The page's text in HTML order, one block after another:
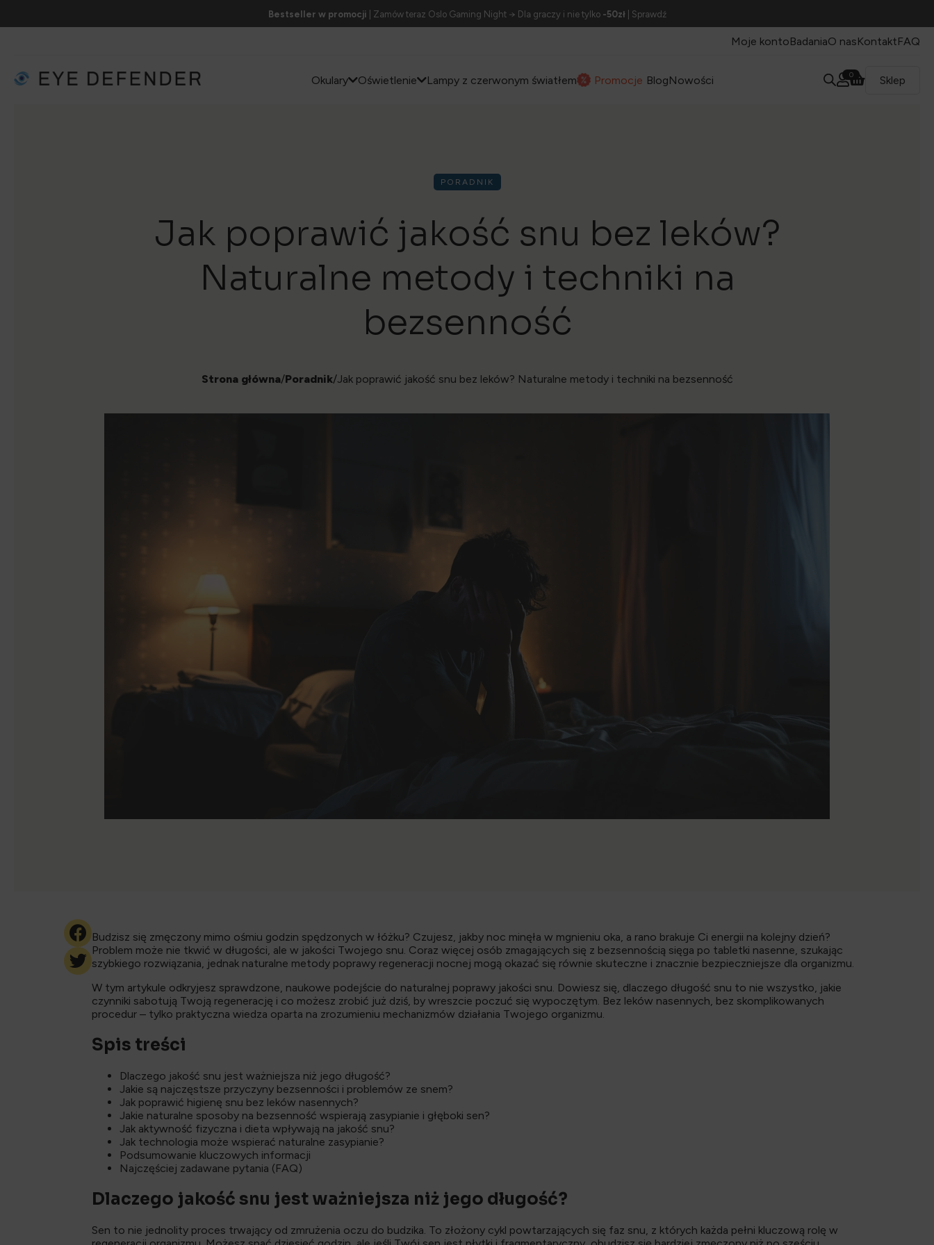
Bestseller w promocji | Zamów teraz Oslo Gaming Night → Dla graczy i nie tylko -50zł| Sprawdź
Moje kontoBadaniaO nasKontaktFAQ
Okulary Oświetlenie Lampy z czerwonym światłem Promocje BlogNowości 0 Sklep
PORADNIK
Jak poprawić jakość snu bez leków?
Naturalne metody i techniki na
bezsenność
Strona główna/Poradnik/Jak poprawić jakość snu bez leków? Naturalne metody i techniki na bezsenność
Budzisz się zmęczony mimo ośmiu godzin spędzonych w łóżku? Czujesz, jakby noc minęła w mgnieniu oka, a rano brakuje Ci energii na kolejny dzień?
Problem może nie tkwić w długości, ale w jakości Twojego snu. Coraz więcej osób zmagających się z bezsennością sięga po tabletki nasenne, szukając
szybkiego rozwiązania, jednak naturalne metody poprawy regeneracji nocnej mogą okazać się równie skuteczne i znacznie bezpieczniejsze dla organizmu.
W tym artykule odkryjesz sprawdzone, naukowe podejście do naturalnej poprawy jakości snu. Dowiesz się, dlaczego długość snu to nie wszystko, jakie
czynniki sabotują Twoją regenerację i co możesz zrobić już dziś, by wreszcie poczuć się wypoczętym. Bez leków nasennych, bez skomplikowanych
procedur – tylko praktyczna wiedza oparta na zrozumieniu mechanizmów działania Twojego organizmu.
Spis treści
Dlaczego jakość snu jest ważniejsza niż jego długość?
Jakie są najczęstsze przyczyny bezsenności i problemów ze snem?
Jak poprawić higienę snu bez leków nasennych?
Jakie naturalne sposoby na bezsenność wspierają zasypianie i głęboki sen?
Jak aktywność fizyczna i dieta wpływają na jakość snu?
Jak technologia może wspierać naturalne zasypianie?
Podsumowanie kluczowych informacji
Najczęściej zadawane pytania (FAQ)
Dlaczego jakość snu jest ważniejsza niż jego długość?
Sen to nie jednolity proces trwający od zmrużenia oczu do budzika. To złożony cykl powtarzających się faz snu, z których każda pełni kluczową rolę w